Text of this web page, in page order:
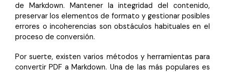
de Markdown. Mantener la integridad del contenido,
preservar los elementos de formato y gestionar posibles
errores o incoherencias son obstáculos habituales en el
proceso de conversión.
Por suerte, existen varios métodos y herramientas para
convertir PDF a Markdown. Una de las más populares es